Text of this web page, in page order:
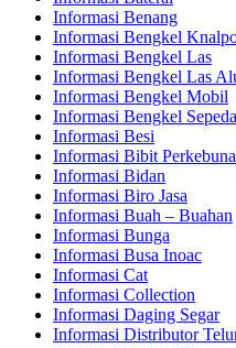
Informasi Benang
Informasi Bengkel
Informasi Bengkel Las
Informasi Bengkel Las
Informasi Bengkel Mobil
Informasi Bengkel
Informasi Besi
Informasi Bibit
Informasi Bidan
Informasi Biro Jasa
Informasi Buah – Buahan
Informasi Bunga
Informasi Busa Inoac
Informasi Cat
Informasi Collection
Informasi Daging Segar
Informasi Distributor